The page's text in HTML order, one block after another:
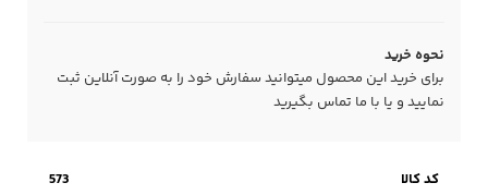
نحوه خرید
برای خرید این محصول میتوانید سفارش خود را به صورت آنلاین ثبت
نمایید و یا با ما تماس بگیرید
کد کالا 573